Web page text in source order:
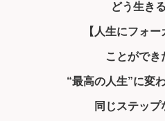
どう生き
【人生にフォー
ことができ
“最高の人生”に変
同じステップ